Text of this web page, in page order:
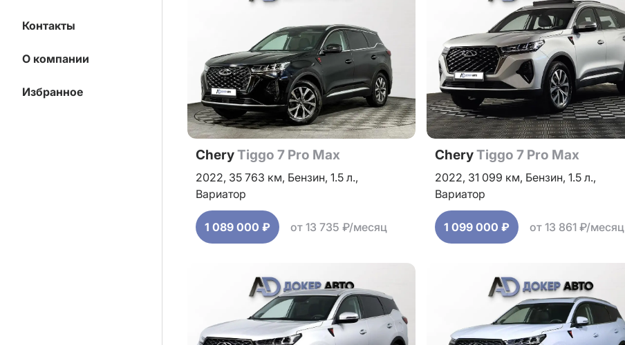
Контакты
О компании
Избранное
CheryTiggo 7 Pro Max
2022, 35 763 км, Бензин, 1.5 л.,
Вариатор
1 089 000 ₽ от 13 735 ₽/месяц
CheryTiggo 7 Pro Max
2022, 31 099 км, Бензин, 1.5 л.,
Вариатор
1 099 000 ₽ от 13 861 ₽/месяц